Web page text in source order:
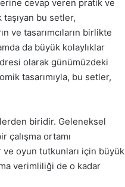
cevap veren pratik ve
bu setler,
ve tasarımcıların birlikte
da büyük kolaylıklar
olarak günümüzdeki
tasarımıyla, bu setler,
biridir. Geleneksel
çalışma ortamı
ve oyun tutkunları için büyük
verimliliği de o kadar